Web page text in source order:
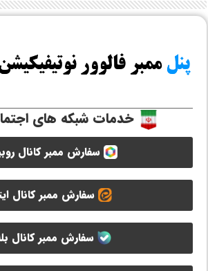
خدمات شبکه های
سفارش ممبر کانال
سفارش ممبر کانال
سفارش ممبر کانال